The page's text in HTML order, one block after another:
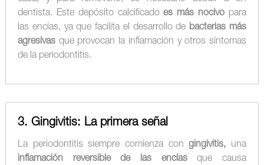
dentista. Este depósito calcificadoes más nocivo para
las encías, ya que facilita el desarrollo de bacterias más
agresivasque provocan la inflamación y otros síntomas
de la periodontitis.
3. Gingivitis: La primera señal
La periodontitis siempre comienza congingivitis, una
inflamación reversible de las encíasque causa